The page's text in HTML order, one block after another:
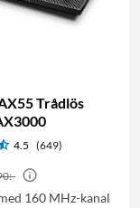
Trådlös
4.5 (649)
160 MHz-kanal